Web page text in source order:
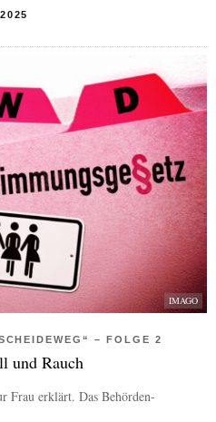
IMAGO
– FOLGE 2
und Rauch
Frau erklärt. Das Behörden-